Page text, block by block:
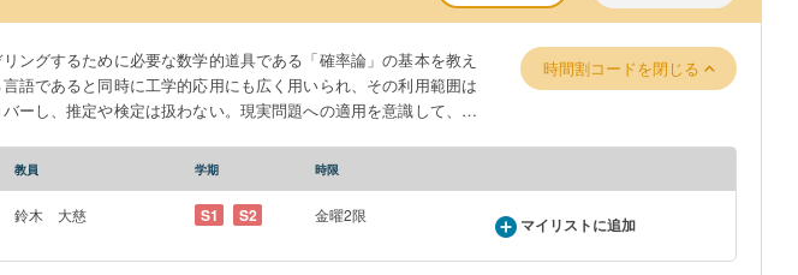
ングするために必要な数学的道具である「確率論」の基本を教え
語であると同時に工学的応用にも広く用いられ、その利用範囲は
ーし、推定や検定は扱わない。現実問題への適用を意識して、機
展開する素養を身に着ける。
時間割コードを閉じる
教員 学期 時限
鈴木 大慈 S1 S2 金曜2限 マイリストに追加